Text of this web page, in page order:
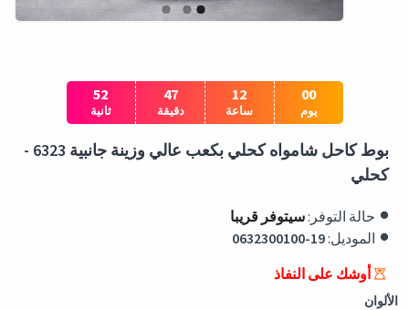
بوط كاحل شامواه كحلي بكعب عالي وزينة جانبية 6323 -
كحلي
حالة التوفر:سيتوفر قريبا
الموديل:0632300100-19
00
يوم
12
ساعة
47
دقيقة
51
ثانية
الألوان
أوشك على النفاذ